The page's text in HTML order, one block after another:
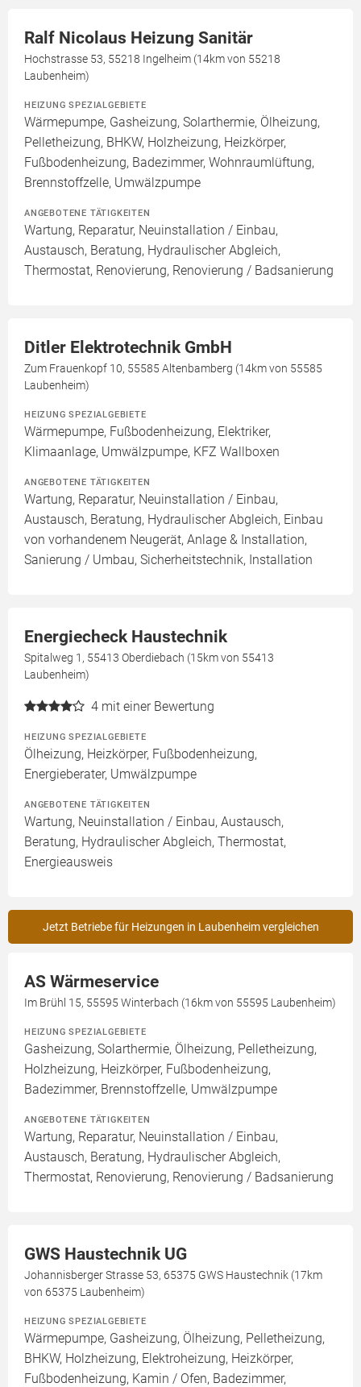
Ralf Nicolaus Heizung Sanitär
Hochstrasse 53, 55218 Ingelheim (14km von 55218
Laubenheim)
HEIZUNG SPEZIALGEBIETE
Wärmepumpe, Gasheizung, Solarthermie, Ölheizung,
Pelletheizung, BHKW, Holzheizung, Heizkörper,
Fußbodenheizung, Badezimmer, Wohnraumlüftung,
Brennstoffzelle, Umwälzpumpe
ANGEBOTENE TÄTIGKEITEN
Wartung, Reparatur, Neuinstallation / Einbau,
Austausch, Beratung, Hydraulischer Abgleich,
Thermostat, Renovierung, Renovierung / Badsanierung
Ditler Elektrotechnik GmbH
Zum Frauenkopf 10, 55585 Altenbamberg (14km von 55585
Laubenheim)
HEIZUNG SPEZIALGEBIETE
Wärmepumpe, Fußbodenheizung, Elektriker,
Klimaanlage, Umwälzpumpe, KFZ Wallboxen
ANGEBOTENE TÄTIGKEITEN
Wartung, Reparatur, Neuinstallation / Einbau,
Austausch, Beratung, Hydraulischer Abgleich, Einbau
von vorhandenem Neugerät, Anlage & Installation,
Sanierung / Umbau, Sicherheitstechnik, Installation
Energiecheck Haustechnik
Spitalweg 1, 55413 Oberdiebach (15km von 55413
Laubenheim)
4 mit einer Bewertung
HEIZUNG SPEZIALGEBIETE
Ölheizung, Heizkörper, Fußbodenheizung,
Energieberater, Umwälzpumpe
ANGEBOTENE TÄTIGKEITEN
Wartung, Neuinstallation / Einbau, Austausch,
Beratung, Hydraulischer Abgleich, Thermostat,
Energieausweis
Jetzt Betriebe für Heizungen in Laubenheim vergleichen
AS Wärmeservice
Im Brühl 15, 55595 Winterbach (16km von 55595 Laubenheim)
HEIZUNG SPEZIALGEBIETE
Gasheizung, Solarthermie, Ölheizung, Pelletheizung,
Holzheizung, Heizkörper, Fußbodenheizung,
Badezimmer, Brennstoffzelle, Umwälzpumpe
ANGEBOTENE TÄTIGKEITEN
Wartung, Reparatur, Neuinstallation / Einbau,
Austausch, Beratung, Hydraulischer Abgleich,
Thermostat, Renovierung, Renovierung / Badsanierung
GWS Haustechnik UG
Johannisberger Strasse 53, 65375 GWS Haustechnik (17km
von 65375 Laubenheim)
HEIZUNG SPEZIALGEBIETE
Wärmepumpe, Gasheizung, Ölheizung, Pelletheizung,
BHKW, Holzheizung, Elektroheizung, Heizkörper,
Fußbodenheizung, Kamin / Ofen, Badezimmer,